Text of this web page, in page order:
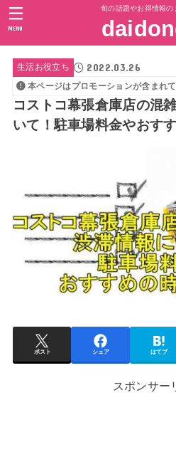
旬の話題やお得情報の
MENU
生活お役立ち 2022.03.26
本ページはプロモーションが含まれ
コストコ幕張倉庫店の混
いて！駐車場料金やおす
ポスト シェア はてブ
スポンサー